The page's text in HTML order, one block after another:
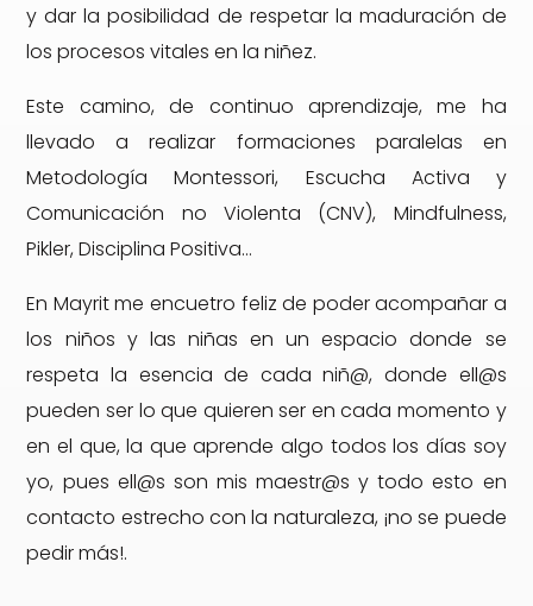
y dar la posibilidad de respetar la maduración de
los procesos vitales en la niñez.
Este camino, de continuo aprendizaje, me ha
llevado a realizar formaciones paralelas en
Metodología Montessori, Escucha Activa y
Comunicación no Violenta (CNV), Mindfulness,
Pikler, Disciplina Positiva…
En Mayrit me encuetro feliz de poder acompañar a
los niños y las niñas en un espacio donde se
respeta la esencia de cada niñ@, donde ell@s
pueden ser lo que quieren ser en cada momento y
en el que, la que aprende algo todos los días soy
yo, pues ell@s son mis maestr@s y todo esto en
contacto estrecho con la naturaleza, ¡no se puede
pedir más!.